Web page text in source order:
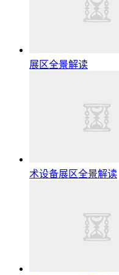
展区全景解读
术设备展区全景解读